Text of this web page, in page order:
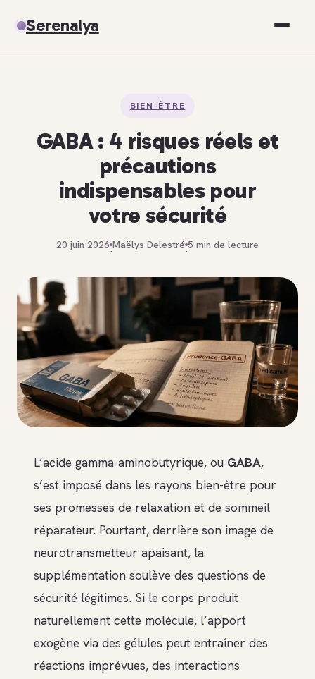
Serenalya
Spiritualité
Développement personnel
BIEN-ÊTRE
GABA : 4 risques réels et
précautions
indispensables pour
votre sécurité
20 juin 2026
·
Maëlys Delestré
·
5 min de lecture
L’acide gamma-aminobutyrique, ou GABA,
s’est imposé dans les rayons bien-être pour
ses promesses de relaxation et de sommeil
réparateur. Pourtant, derrière son image de
neurotransmetteur apaisant, la
supplémentation soulève des questions de
sécurité légitimes. Si le corps produit
naturellement cette molécule, l’apport
exogène via des gélules peut entraîner des
réactions imprévues, des interactions